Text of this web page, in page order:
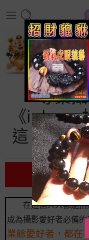
首頁
專業攝影師都在學的《
專業
《
這 7 招讓
在這個人人都能
成為攝影愛好者必備
業餘愛好者，都在